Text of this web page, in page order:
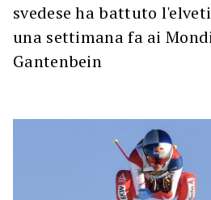
svedese ha battuto
una settimana fa ai
Gantenbein